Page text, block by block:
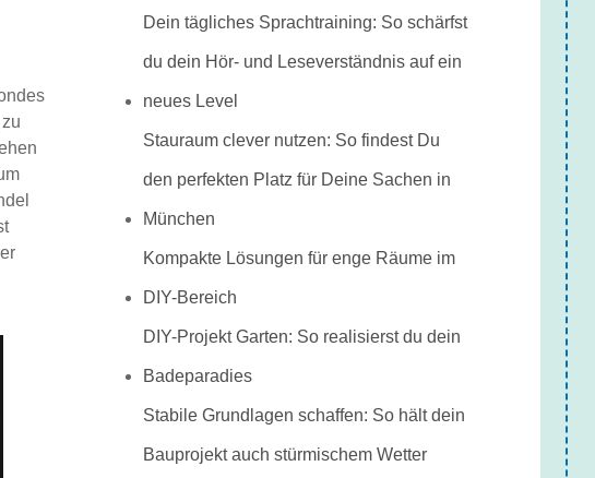
Dein tägliches Sprachtraining: So schärfst
du dein Hör- und Leseverständnis auf ein
neues Level
Stauraum clever nutzen: So findest Du
den perfekten Platz für Deine Sachen in
München
Kompakte Lösungen für enge Räume im
DIY-Bereich
DIY-Projekt Garten: So realisierst du dein
Badeparadies
Stabile Grundlagen schaffen: So hält dein
Bauprojekt auch stürmischem Wetter